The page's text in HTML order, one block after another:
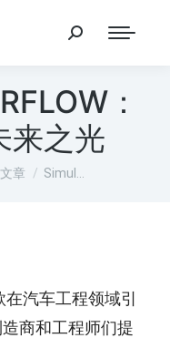
：
来之光
章 Simul…
汽车工程领域引
商和工程师们提